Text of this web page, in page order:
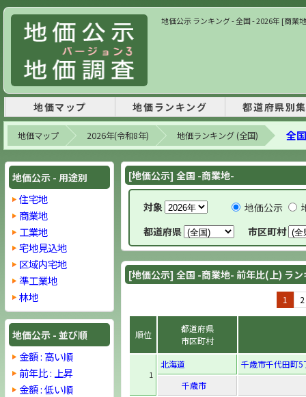
地価公示 ランキング - 全国 - 2026年 [商業
地価マップ 地価ランキング 都道府県別
地価マップ 2026年(令和8年) 地価ランキング (全国) 全
地価公示 - 用途別
住宅地
商業地
工業地
宅地見込地
区域内宅地
準工業地
林地
地価公示 - 並び順
金額 : 高い順
前年比 : 上昇
金額 : 低い順
[地価公示] 全国 -商業地-
対象 地価公示
都道府県
市区町村
[地価公示] 全国 -商業地- 前年比(上) ラ
1 2
順位
都道府県
市区町村
1
北海道
千歳市千代田町5
千歳市